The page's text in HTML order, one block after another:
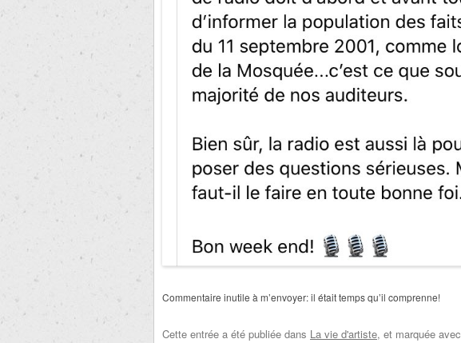
Commentaire inutile à m’envoyer:il était temps qu’il comprenne!
Cette entrée a été publiée dans La vie d'artiste, et marquée avec